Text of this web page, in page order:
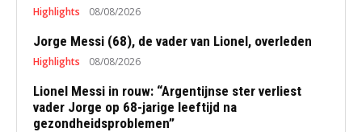
Highlights 08/08/2026
Jorge Messi (68), de vader van Lionel, overleden
Highlights 08/08/2026
Lionel Messi in rouw: “Argentijnse ster verliest
vader Jorge op 68-jarige leeftijd na
gezondheidsproblemen”